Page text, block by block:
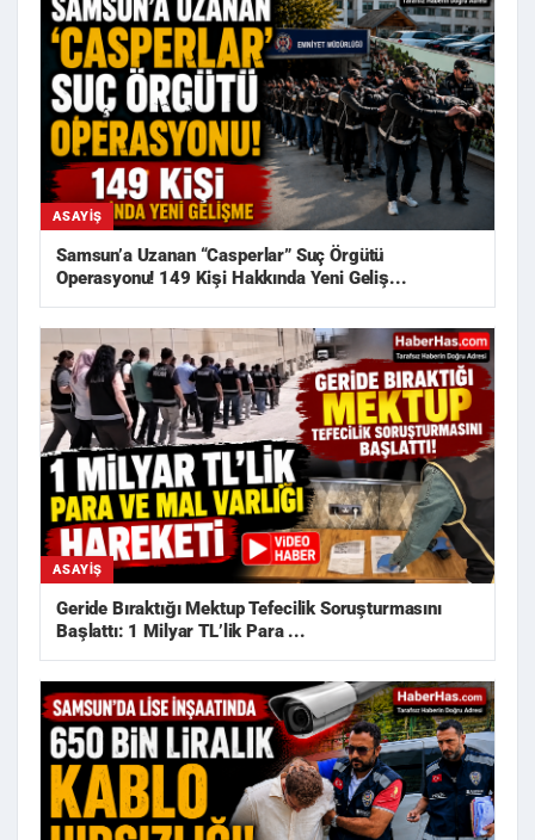
ASAYIŞ
Samsun’a Uzanan “Casperlar” Suç Örgütü
Operasyonu! 149 Kişi Hakkında Yeni Geliş...
ASAYIŞ
Geride Bıraktığı Mektup Tefecilik Soruşturmasını
Başlattı: 1 Milyar TL’lik Para ...